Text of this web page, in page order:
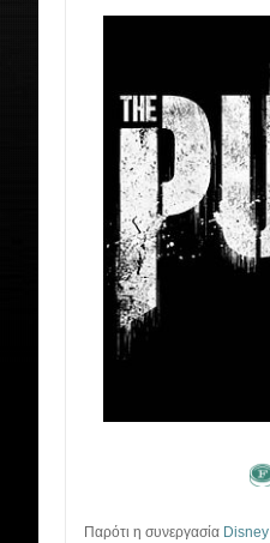
Παρότι η συνεργασία Disney